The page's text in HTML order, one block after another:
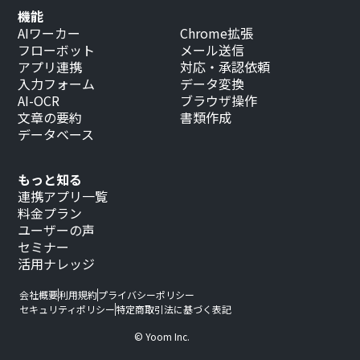
もっと知る
連携アプリ一覧
料金プラン
ユーザーの声
セミナー
活用ナレッジ
機能
AIワーカー
フローボット
アプリ連携
入力フォーム
AI-OCR
文章の要約
データベース
Chrome拡張
メール送信
対応・承認依頼
データ変換
ブラウザ操作
書類作成
会社概要利用規約プライバシーポリシー
セキュリティポリシー特定商取引法に基づく表記
© Yoom Inc.